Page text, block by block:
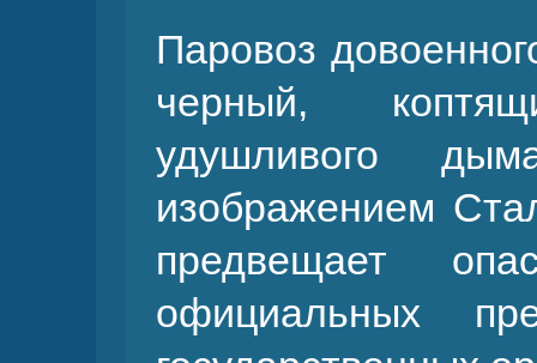
Паровоз
черный,
удушливого
изображением
предвещает
официальных